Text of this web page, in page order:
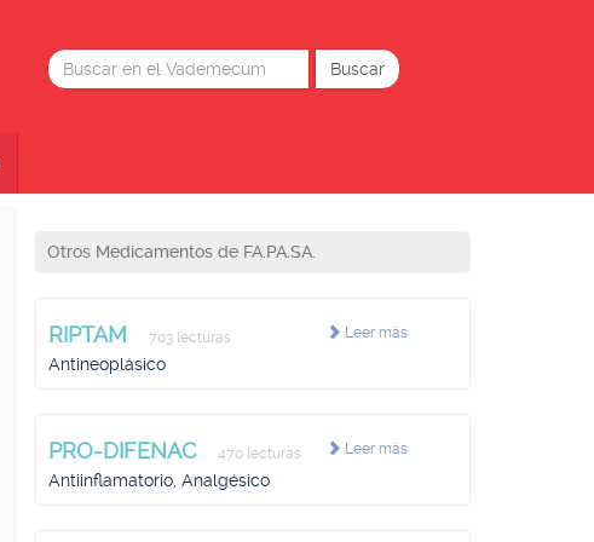
Otros Medicamentos de FA.PA.SA.
Leer más
RIPTAM 703 lecturas
Antineoplásico
Leer más
PRO-DIFENAC 470 lecturas
Antiinflamatorio, Analgésico